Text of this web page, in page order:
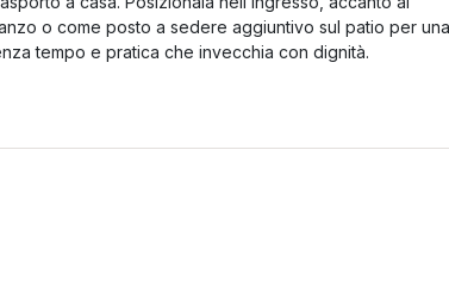
o come posto a sedere aggiuntivo sul patio per una
tempo e pratica che invecchia con dignità.